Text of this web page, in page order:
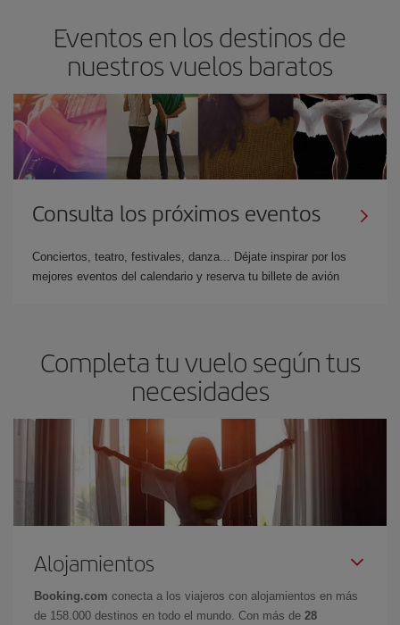
Eventos en los destinos de
nuestros vuelos baratos
Consulta los próximos eventos
Conciertos, teatro, festivales, danza... Déjate inspirar por los
mejores eventos del calendario y reserva tu billete de avión
Completa tu vuelo según tus
necesidades
Alojamientos
Booking.com conecta a los viajeros con alojamientos en más
de 158.000 destinos en todo el mundo. Con más de 28